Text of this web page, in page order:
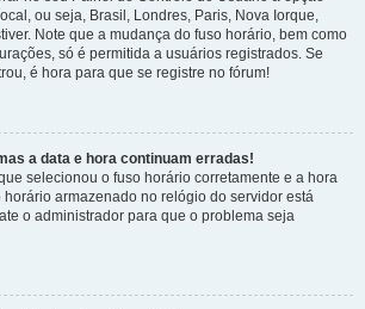
ou seja, Brasil, Londres, Paris, Nova Iorque,
Note que a mudança do fuso horário, bem como
só é permitida a usuários registrados. Se
é hora para que se registre no fórum!
a data e hora continuam erradas!
selecionou o fuso horário corretamente e a hora
armazenado no relógio do servidor está
o administrador para que o problema seja